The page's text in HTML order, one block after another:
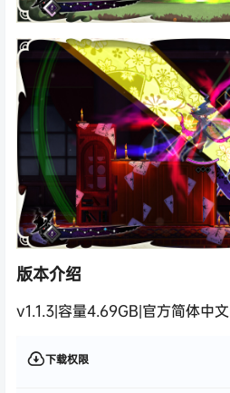
版本介绍
v1.1.3|容量4.69GB|官方简体中
下载权限